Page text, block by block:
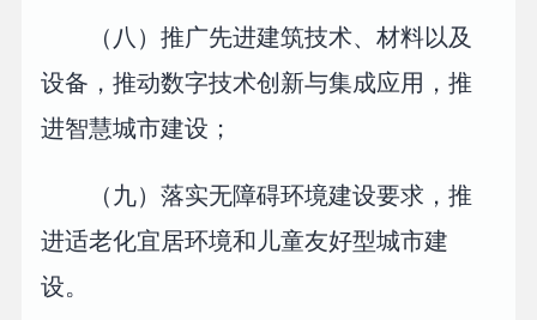
（八）推广先进建筑技术、材料以及
设备，推动数字技术创新与集成应用，推
进智慧城市建设；
（九）落实无障碍环境建设要求，推
进适老化宜居环境和儿童友好型城市建
设。